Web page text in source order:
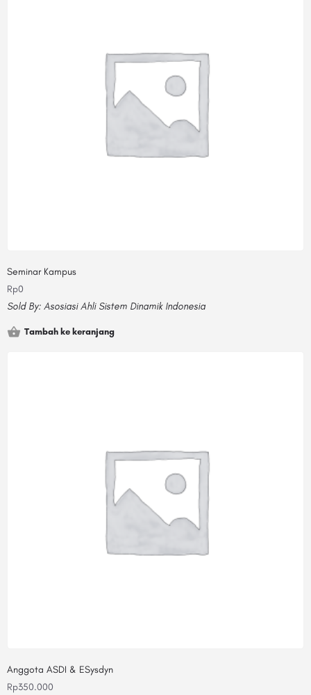
Seminar Kampus
Rp0
Sold By: Asosiasi Ahli Sistem Dinamik Indonesia
Tambah ke keranjang
Anggota ASDI & ESysdyn
Rp350.000